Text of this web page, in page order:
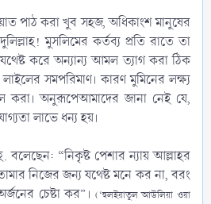
পাঠ করা খুব সহজ, অধিকাংশ মানুষের
মুসলিমের কর্তব্য প্রতি রাতে তা
করে অন্যান্য আমল ত্যাগ করা ঠিক
সমপরিমাণ। কারণ মুমিনের লক্ষ্য
করা। অনুরূপেআমাদের জানা নেই যে,
লাভে ধন্য হয়।
বলেছেন: “নিকৃষ্ট পেশার ন্যায় আল্লাহর
নিজের জন্য যথেষ্ট মনে কর না, বরং
চেষ্টা কর”। (‘হুলইয়াতুল আউলিয়া ওয়া